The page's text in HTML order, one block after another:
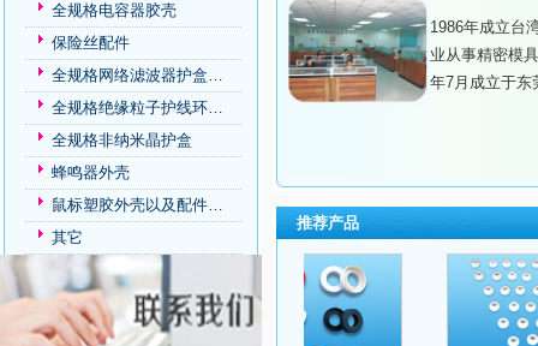
全规格电容器胶壳
保险丝配件
全规格网络滤波器护盒…
全规格绝缘粒子护线环…
全规格非纳米晶护盒
蜂鸣器外壳
鼠标塑胶外壳以及配件…
其它
1986年成立台
业从事精密模
年7月成立于
推荐产品